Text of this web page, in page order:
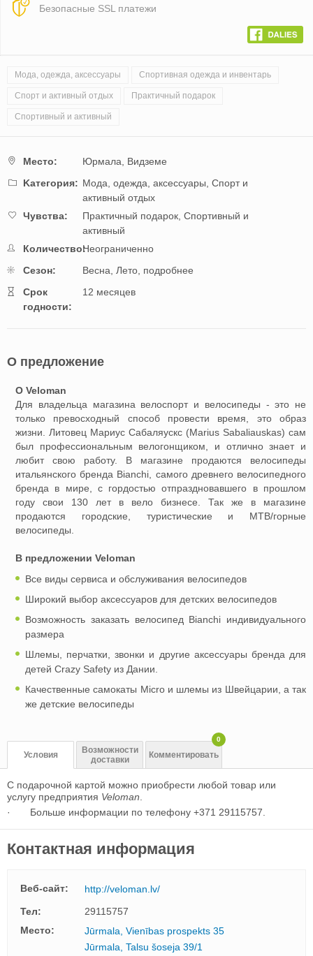
Безопасные SSL платежи
Мода, одежда, аксессуары Спортивная одежда и инвентарь
Спорт и активный отдых Практичный подарок
Спортивный и активный
Mестo: Юрмала, Видземе
Kатегория: Мода, одежда, аксессуары, Спорт и
активный отдых
Чувства:
Практичный подарок, Спортивный и
активный
Количество:Неограниченно
Cезон:
Весна, Лето, подробнее
Cрок
годности:
12 месяцев
О предложение
О Veloman
Для владельца магазина велоспорт и велосипеды - это не
только превосходный способ провести время, это образ
жизни. Литовец Мариус Сабаляускс (Marius Sabaliauskas) сам
был профессиональным велогонщиком, и отлично знает и
любит свою работу. В магазине продаются велосипеды
итальянского бренда Bianchi, самого древнего велосипедного
бренда в мире, с гордостью отпраздновавшего в прошлом
году свои 130 лет в вело бизнесе. Так же в магазине
продаются городские, туристические и MTB/горные
велосипеды.
В предложении Veloman
Все виды сервиса и обслуживания велосипедов
Широкий выбор аксессуаров для детских велосипедов
Возможность заказать велосипед Bianchi индивидуального
размера
Шлемы, перчатки, звонки и другие аксессуары бренда для
детей Crazy Safety из Дании.
Качественные самокаты Micro и шлемы из Швейцарии, а так
же детские велосипеды
Условия
Возможности
доставки
Комментировать
0
С подарочной картой можно приобрести любой товар или
услугу предприятия Veloman.
· Больше информации по телефону +371 29115757.
Контактная информация
Веб-сайт:
http://veloman.lv/
Тел:
29115757
Mесто:
Jūrmala, Vienības prospekts 35
Jūrmala, Talsu šoseja 39/1